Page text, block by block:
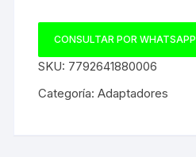
CONSULTAR POR WHATSAPP
SKU: 7792641880006
Categoría:Adaptadores